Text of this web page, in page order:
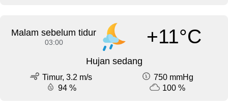
Malam sebelum tidur
03:00 +11°C
Hujan sedang
Timur, 3.2 m/s
750 mmHg
94 %
100 %